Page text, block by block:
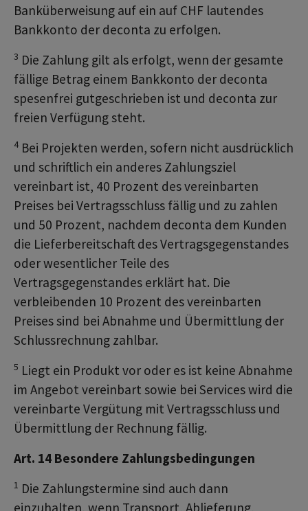
Banküberweisung auf ein auf CHF lautendes
Bankkonto der deconta zu erfolgen.
3 Die Zahlung gilt als erfolgt, wenn der gesamte
fällige Betrag einem Bankkonto der deconta
spesenfrei gutgeschrieben ist und deconta zur
freien Verfügung steht.
4Bei Projekten werden, sofern nicht ausdrücklich
und schriftlich ein anderes Zahlungsziel
vereinbart ist, 40 Prozent des vereinbarten
Preises bei Vertragsschluss fällig und zu zahlen
und 50 Prozent, nachdem deconta dem Kunden
die Lieferbereitschaft des Vertragsgegenstandes
oder wesentlicher Teile des
Vertragsgegenstandes erklärt hat. Die
verbleibenden 10 Prozent des vereinbarten
Preises sind bei Abnahme und Übermittlung der
Schlussrechnung zahlbar.
5 Liegt ein Produkt vor oder es ist keine Abnahme
im Angebot vereinbart sowie bei Services wird die
vereinbarte Vergütung mit Vertragsschluss und
Übermittlung der Rechnung fällig.
Art. 14 Besondere Zahlungsbedingungen
1 Die Zahlungstermine sind auch dann
einzuhalten, wenn Transport, Ablieferung,